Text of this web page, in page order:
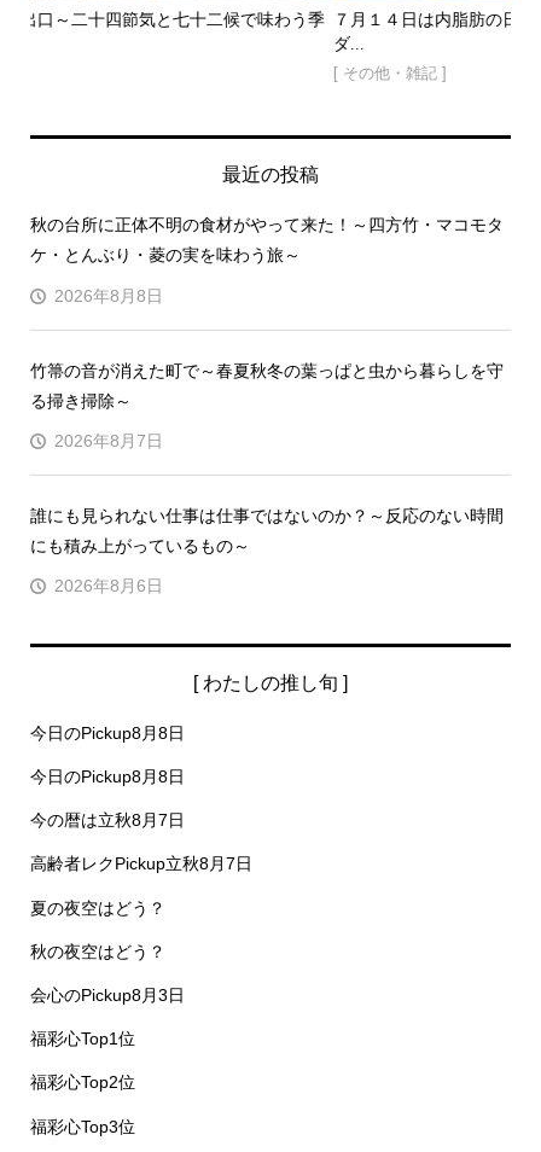
わう季 ７月１４日は内脂肪の日！──見えない敵３種の脂肪と戦う夏
最近の投稿
秋の台所に正体不明の食材がやって来た！～四方竹・マコモタ
ケ・とんぶり・菱の実を味わう旅～
2026年8月8日
竹箒の音が消えた町で～春夏秋冬の葉っぱと虫から暮らしを守
る掃き掃除～
2026年8月7日
誰にも見られない仕事は仕事ではないのか？～反応のない時間
にも積み上がっているもの～
2026年8月6日
[ わたしの推し旬 ]
今日のPickup8月8日
今日のPickup8月8日
今の暦は立秋8月7日
高齢者レクPickup立秋8月7日
夏の夜空はどう？
秋の夜空はどう？
会心のPickup8月3日
福彩心Top1位
福彩心Top2位
福彩心Top3位